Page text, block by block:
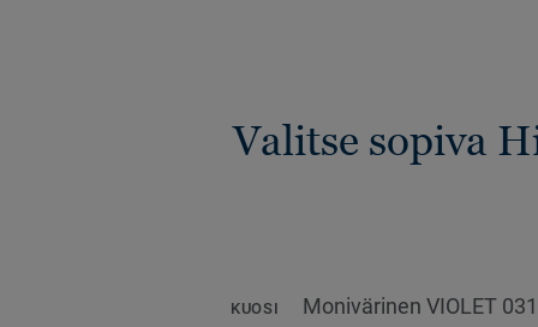
Valitse sopiva
KUOSI Monivärinen VIOLET